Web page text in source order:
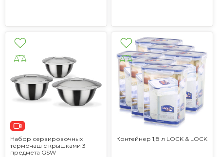
Набор сервировочных
термочаш с крышками 3
предмета GSW
Контейнер 1,8 л LOCK & LOCK